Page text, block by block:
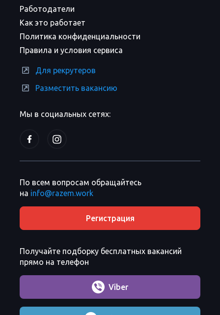
Мы в социальных сетях:
Работодатели
Как это работает
Политика конфиденциальности
Правила и условия сервиса
Для рекрутеров
Разместить вакансию
По всем вопросам обращайтесь
на info@razem.work
Регистрация
Получайте подборку бесплатных вакансий
прямо на телефон
Viber